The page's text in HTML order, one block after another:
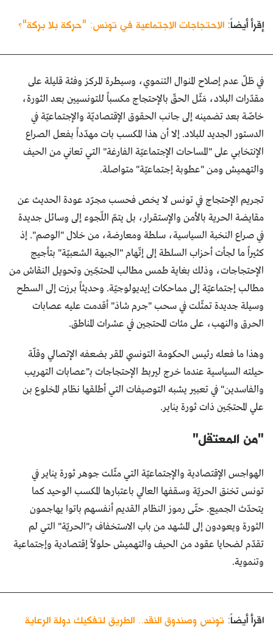
إقرأ أيضاً: الاحتجاجات الاجتماعية في تونس: "حركة بلا بركة"؟
في ظلّ عدم إصلاح المنوال التنموي، وسيطرة المركز وفئة قليلة على
مقدّرات البلاد، مَثّل الحقّ بالإحتجاج مكسباً للتونسيين بعد الثورة،
خاصّة بعد تضمينه إلى جانب الحقوق الإقتصاديّة والإجتماعيّة في
الدستور الجديد للبلاد. إلا أن هذا المكسب بات مهدّداً بفعل الصراع
الإنتخابي على "المساحات الإجتماعيّة الفارغة" التي تعاني من الحيف
والتهميش ومن "عطوبة إجتماعيّة" متواصلة.
تجريم الإحتجاج في تونس لا يخص فحسب مجرّد عودة الحديث عن
مقايضة الحرية بالأمن والإستقرار، بل يتمّ اللّجوء إلى وسائل جديدة
في صراع النخبة السياسية، سلطة ومعارضة، من خلال "الوصم". إذ
كثيراً ما لجأت أحزاب السلطة إلى إتّهام "الجبهة الشعبيّة" بتأجيج
الإحتجاجات، وذلك بغاية طمس مطالب المحتجّين وتحويل النقاش من
مطالب إجتماعيّة إلى مماحكات إيديولوجيّة. وحديثاً برزت إلى السطح
وسيلة جديدة تمثّلت في سحب "جرم شاذ" أقدمت عليه عصابات
الحرق والنهب، على مئات المحتجين في عشرات المناطق.
وهذا ما فعله رئيس الحكومة التونسي المقر بضعفه الإتصالي وقلّة
حيلته السياسية عندما خرج ليربط الإحتجاجات بـ"عصابات التهريب
والفاسدين" في تعبير يشبه التوصيفات التي أطلقها نظام المخلوع بن
علي المحتجّين ذات ثورة يناير.
"من المعتقل"
الهواجس الإقتصادية والإجتماعيّة التي مثّلت جوهر ثورة يناير في
تونس تخنق الحريّة وسقفها العالي باعتبارها المكسب الوحيد كما
يتحدّث الجميع. حتّى رموز النظام القديم أنفسهم باتوا يهاجمون
الثورة ويعودون إلى المشهد من باب الاستخفاف بـ"الحريّة" التي لم
تقدّم لضحايا عقود من الحيف والتهميش حلولاً إقتصادية وإجتماعية
وتنموية.
اقرأ أيضاً: تونس وصندوق النقد.. الطريق لتفكيك دولة الرعاية